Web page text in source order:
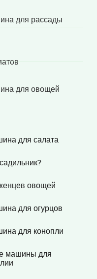
для рассады
для овощей
для салата
овощей
для огурцов
для конопли
машины для